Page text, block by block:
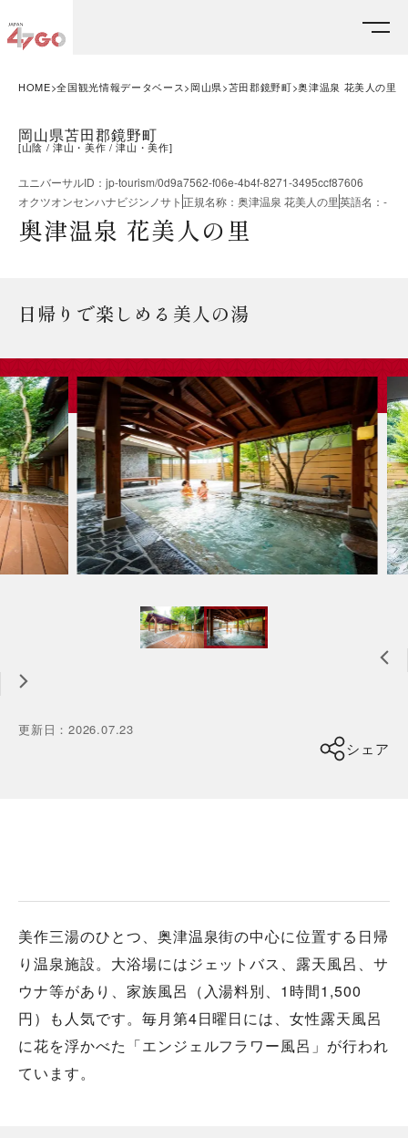
HOME 全国観光情報データベース 岡山県 苫田郡鏡野町 奥津温泉 花美人の里
岡山県苫田郡鏡野町
[山陰 津山・美作 津山・美作]
ユニバーサルID ： jp-tourism/0d9a7562-f06e-4b4f-8271-3495ccf87606
オクツオンセンハナビジンノサト 正規名称 ： 奥津温泉 花美人の里英語名 ： -
奥津温泉 花美人の里
日帰りで楽しめる美人の湯
更新日 ：2026.07.23
シェア
美作三湯のひとつ、奥津温泉街の中心に位置する日帰
り温泉施設。大浴場にはジェットバス、露天風呂、サ
ウナ等があり、家族風呂（入湯料別、1時間1,500
円）も人気です。毎月第4日曜日には、女性露天風呂
に花を浮かべた「エンジェルフラワー風呂」が行われ
ています。